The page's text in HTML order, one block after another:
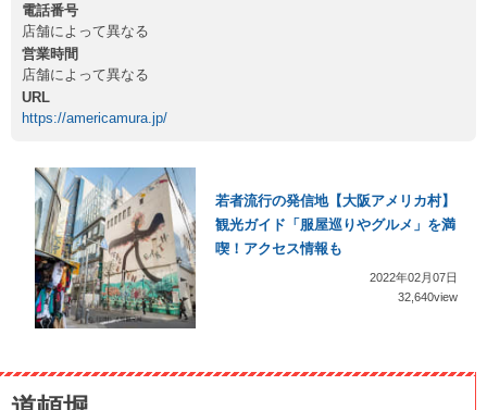
電話番号
店舗によって異なる
営業時間
店舗によって異なる
URL
https://americamura.jp/
若者流行の発信地【大阪アメリカ村】
観光ガイド「服屋巡りやグルメ」を満
喫！アクセス情報も
2022年02月07日
32,640view